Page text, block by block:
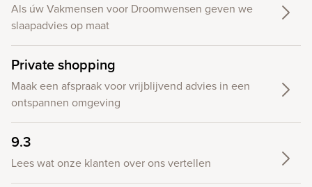
Als úw Vakmensen voor Droomwensen geven we
slaapadvies op maat
Private shopping
Maak een afspraak voor vrijblijvend advies in een
ontspannen omgeving
9.3
Lees wat onze klanten over ons vertellen